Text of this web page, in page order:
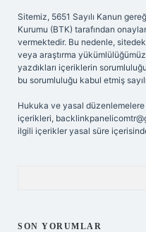
Sitemiz, 5651 Sayılı Kanun
Kurumu (BTK) tarafından
vermektedir. Bu nedenle,
veya araştırma
yazdıkları içeriklerin
bu sorumluluğu kabul etmiş
Hukuka ve yasal düzenlemelere
içerikleri,
ilgili içerikler yasal süre
SON YORUMLAR